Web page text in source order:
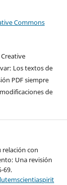
Commons
Los textos de
PDF siempre
de
relación con
Una revisión
69.